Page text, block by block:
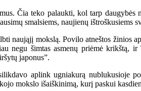
Čia teko palaukti, kol tarp daugybės
smalsiems, naujienų ištroškusiems
naująjį mokslą. Povilo atneštos žinios
negu šimtas asmenų priėmė krikštą,
japonus”.
aplink ugniakurą nublukusioje
mokslo išaiškinimą, kurį paskui